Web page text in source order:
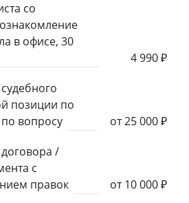
со
в офисе, 30
4 990 ₽
позиции по
вопросу
от 25 000 ₽
/
с
правок
от 10 000 ₽